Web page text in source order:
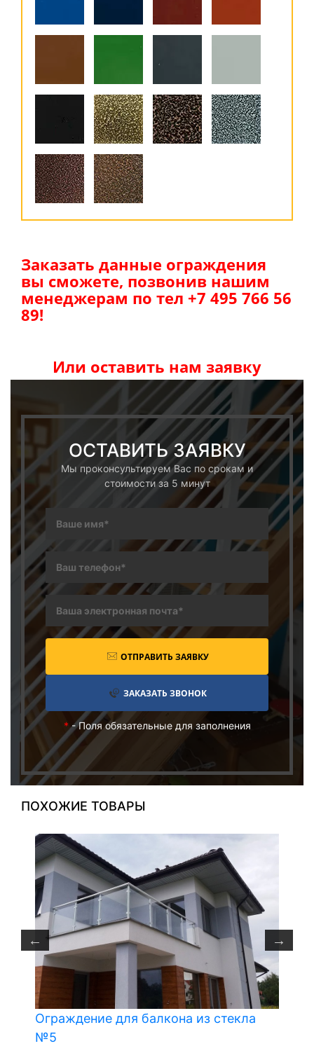
Заказать данные ограждения
вы сможете, позвонив нашим
менеджерам по тел +7 495 766 56
89!
Или оставить нам заявку
ОСТАВИТЬ ЗАЯВКУ
Мы проконсультируем Вас по срокам и
стоимости за 5 минут
ОТПРАВИТЬ ЗАЯВКУ
ЗАКАЗАТЬ ЗВОНОК
*- Поля обязательные для заполнения
ПОХОЖИЕ ТОВАРЫ
Ограждение для балкона из стекла
№5